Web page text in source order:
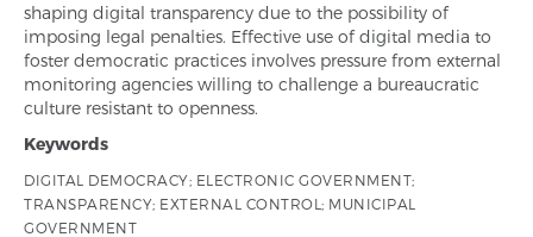
shaping digital transparency due to the possibility of
imposing legal penalties. Effective use of digital media to
foster democratic practices involves pressure from external
monitoring agencies willing to challenge a bureaucratic
culture resistant to openness.
Keywords
DIGITAL DEMOCRACY; ELECTRONIC GOVERNMENT;
TRANSPARENCY; EXTERNAL CONTROL; MUNICIPAL
GOVERNMENT